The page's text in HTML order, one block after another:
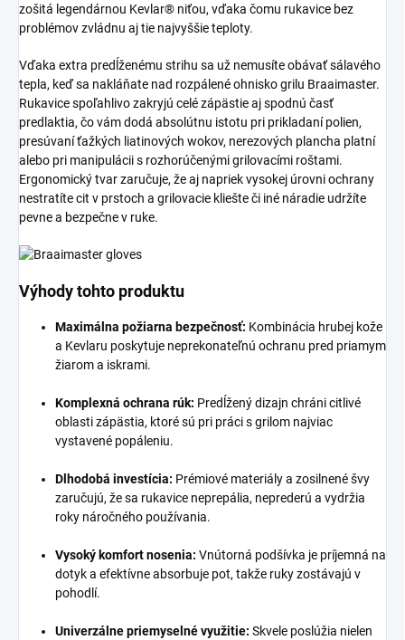
zošitá legendárnou Kevlar® niťou, vďaka čomu rukavice bez
problémov zvládnu aj tie najvyššie teploty.
Vďaka extra predĺženému strihu sa už nemusíte obávať sálavého
tepla, keď sa nakláňate nad rozpálené ohnisko grilu Braaimaster.
Rukavice spoľahlivo zakryjú celé zápästie aj spodnú časť
predlaktia, čo vám dodá absolútnu istotu pri prikladaní polien,
presúvaní ťažkých liatinových wokov, nerezových plancha platní
alebo pri manipulácii s rozhorúčenými grilovacími roštami.
Ergonomický tvar zaručuje, že aj napriek vysokej úrovni ochrany
nestratíte cit v prstoch a grilovacie kliešte či iné náradie udržíte
pevne a bezpečne v ruke.
Výhody tohto produktu
Maximálna požiarna bezpečnosť: Kombinácia hrubej kože
a Kevlaru poskytuje neprekonateľnú ochranu pred priamym
žiarom a iskrami.
Komplexná ochrana rúk: Predĺžený dizajn chráni citlivé
oblasti zápästia, ktoré sú pri práci s grilom najviac
vystavené popáleniu.
Dlhodobá investícia: Prémiové materiály a zosilnené švy
zaručujú, že sa rukavice neprepália, neprederú a vydržia
roky náročného používania.
Vysoký komfort nosenia: Vnútorná podšívka je príjemná na
dotyk a efektívne absorbuje pot, takže ruky zostávajú v
pohodlí.
Univerzálne priemyselné využitie: Skvele poslúžia nielen